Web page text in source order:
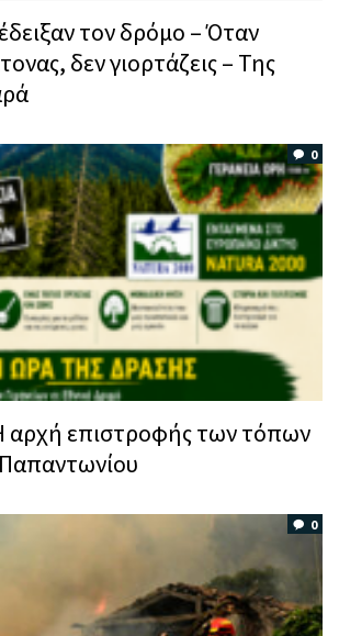
τον δρόμο – Όταν
δεν γιορτάζεις – Της
0
αρχή επιστροφής των τόπων
0